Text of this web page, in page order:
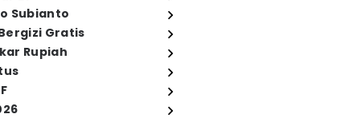
Subianto
Gratis
Rupiah